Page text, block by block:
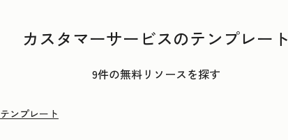
カスタマーサービスのテンプレート
9件の無料リソースを探す
テンプレート